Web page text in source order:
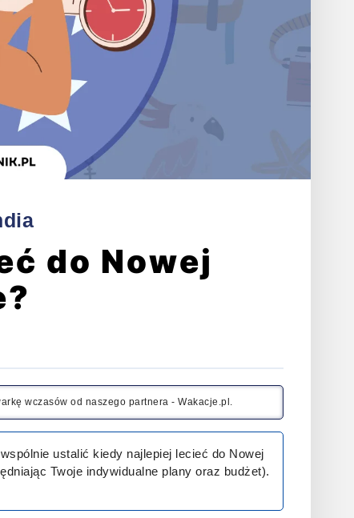
do Nowej
wczasów od naszego partnera - Wakacje.pl.
ustalić kiedy najlepiej lecieć do Nowej
Twoje indywidualne plany oraz budżet).